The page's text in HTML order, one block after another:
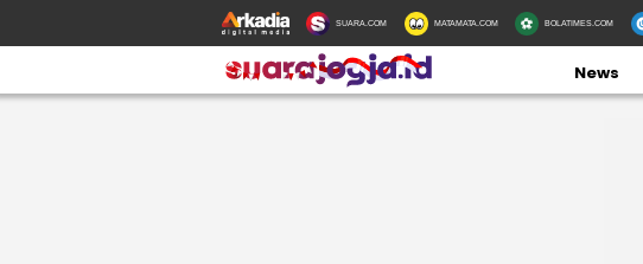
SUARA.COM MATAMATA.COM BOLATIMES.COM
News